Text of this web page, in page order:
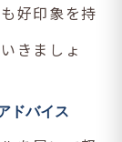
好印象を持
きましょ
ドバイス